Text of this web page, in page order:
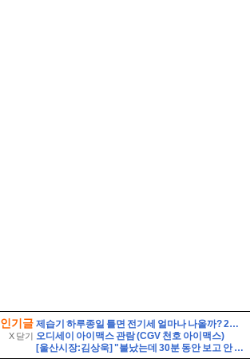
인기글
X 닫기
제습기 하루종일 틀면 전기세 얼마나 나올까? 24시간 사용 전기요금 계산법 7가지
오디세이 아이맥스 관람 (CGV 천호 아이맥스)
[울산시장:김상욱] "불났는데 30분 동안 보고 안 해?" 김상욱 호통에 얼어붙은 회의장